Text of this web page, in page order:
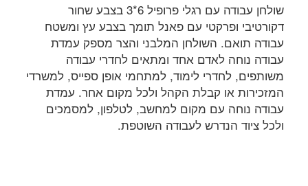
שולחן עבודה עם רגלי פרופיל 6*3 בצבע שחור
דקורטיבי ופרקטי עם פאנל תומך בצבע עץ ומשטח
עבודה תואם. השולחן המלבני והצר מספק עמדת
עבודה נוחה לאדם אחד ומתאים לחדרי עבודה
משותפים, לחדרי לימוד, למתחמי אופן ספייס, למשרדי
המזכירות או קבלת הקהל ולכל מקום אחר. עמדת
עבודה נוחה עם מקום למחשב, לטלפון, למסמכים
ולכל ציוד הנדרש לעבודה השוטפת.